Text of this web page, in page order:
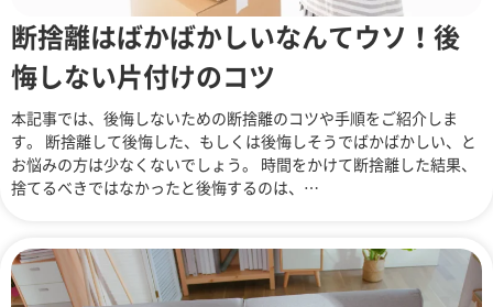
断捨離はばかばかしいなんてウソ！後
悔しない片付けのコツ
本記事では、後悔しないための断捨離のコツや手順をご紹介しま
す。 断捨離して後悔した、もしくは後悔しそうでばかばかしい、と
お悩みの方は少なくないでしょう。 時間をかけて断捨離した結果、
捨てるべきではなかったと後悔するのは、…